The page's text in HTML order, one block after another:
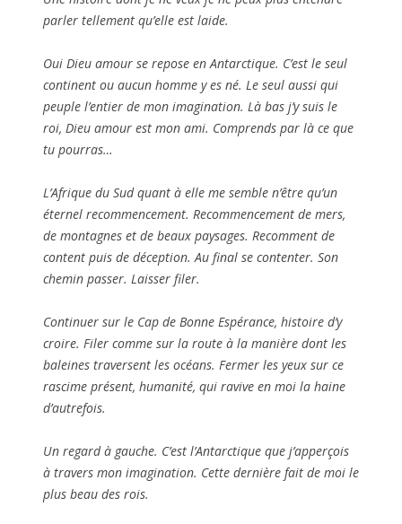
parler tellement qu’elle est laide.
Oui Dieu amour se repose en Antarctique. C’est le seul
continent ou aucun homme y es né. Le seul aussi qui
peuple l’entier de mon imagination. Là bas j’y suis le
roi, Dieu amour est mon ami. Comprends par là ce que
tu pourras…
L’Afrique du Sud quant à elle me semble n’être qu’un
éternel recommencement. Recommencement de mers,
de montagnes et de beaux paysages. Recomment de
content puis de déception. Au final se contenter. Son
chemin passer. Laisser filer.
Continuer sur le Cap de Bonne Espérance, histoire d’y
croire. Filer comme sur la route à la manière dont les
baleines traversent les océans. Fermer les yeux sur ce
rascime présent, humanité, qui ravive en moi la haine
d’autrefois.
Un regard à gauche. C’est l’Antarctique que j’apperçois
à travers mon imagination. Cette dernière fait de moi le
plus beau des rois.